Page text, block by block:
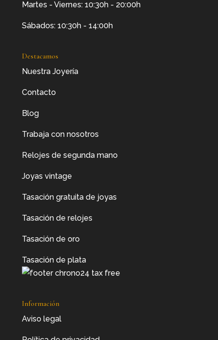
Martes - Viernes: 10:30h - 20:00h
Sábados: 10:30h - 14:00h
Destacamos
Nuestra Joyería
Contacto
Blog
Trabaja con nosotros
Relojes de segunda mano
Joyas vintage
Tasación gratuita de joyas
Tasación de relojes
Tasación de oro
Tasación de plata
Información
Aviso legal